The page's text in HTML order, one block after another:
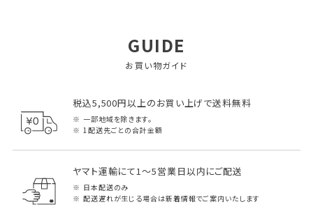
GUIDE
お買い物ガイド
税込5,500円以上のお買い上げで送料無料
一部地域を除きます。
1配送先ごとの合計金額
ヤマト運輸にて1～5営業日以内にご配送
日本配送のみ
配送遅れが生じる場合は新着情報でご案内いたします